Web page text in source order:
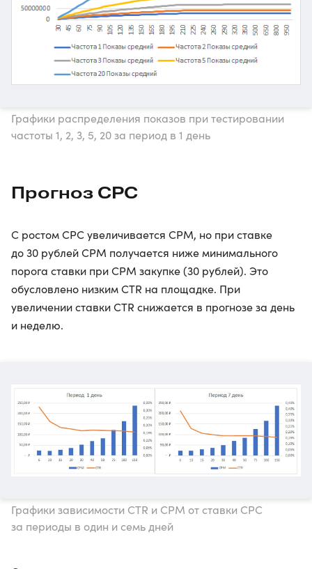
Графики распределения показов при тестировании
частоты 1, 2, 3, 5, 20 за период в 1 день
Прогноз CPC
С ростом CPC увеличивается CPM, но при ставке
до 30 рублей CPM получается ниже минимального
порога ставки при CPM закупке (30 рублей). Это
обусловлено низким CTR на площадке. При
увеличении ставки CTR снижается в прогнозе за день
и неделю.
Графики зависимости CTR и СРМ от ставки СРС
за периоды в один и семь дней